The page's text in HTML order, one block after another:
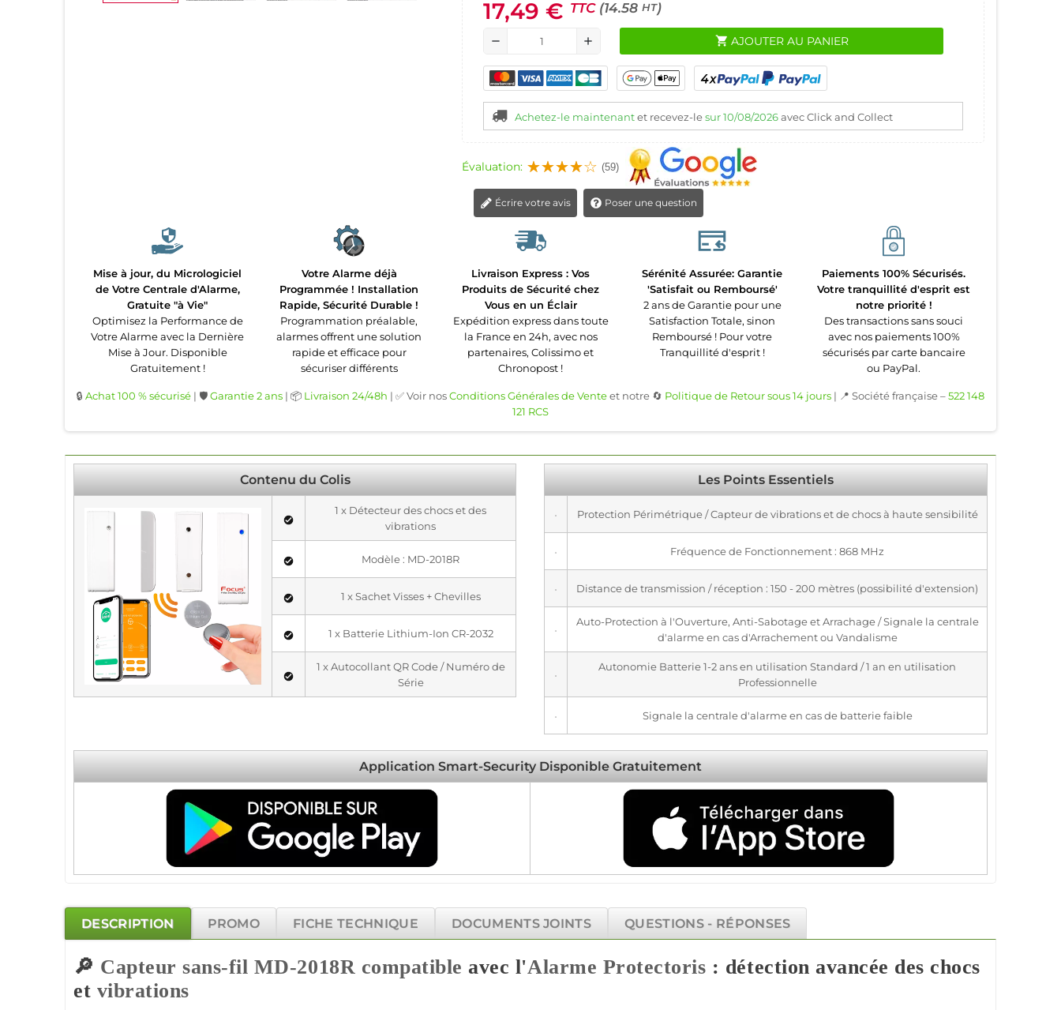
17,49 € TTC (14.58 HT)
remove add shopping_cart AJOUTER AU PANIER
Achetez-le maintenantet recevez-lesur 10/08/2026avec Click and Collect
Évaluation: (59)
Écrire votre avis Poser une question
Mise à jour, du Micrologiciel
de Votre Centrale d'Alarme,
Gratuite "à Vie"
Optimisez la Performance de
Votre Alarme avec la Dernière
Mise à Jour. Disponible
Gratuitement !
Votre Alarme déjà
Programmée ! Installation
Rapide, Sécurité Durable !
Programmation préalable,
alarmes offrent une solution
rapide et efficace pour
sécuriser différents
Livraison Express : Vos
Produits de Sécurité chez
Vous en un Éclair
Expédition express dans toute
la France en 24h, avec nos
partenaires, Colissimo et
Chronopost !
Sérénité Assurée: Garantie
'Satisfait ou Remboursé'
2 ans de Garantie pour une
Satisfaction Totale, sinon
Remboursé ! Pour votre
Tranquillité d'esprit !
Paiements 100% Sécurisés.
Votre tranquillité d'esprit est
notre priorité !
Des transactions sans souci
avec nos paiements 100%
sécurisés par carte bancaire
ou PayPal.
🔒 Achat 100 % sécurisé | 🛡️Garantie 2 ans | 📦 Livraison 24/48h | ✅ Voir nosConditions Générales de Venteet notre 🔄 Politique de Retour sous 14 jours | 📍 Société française –522 148
121 RCS
Contenu du Colis
1 x Détecteur des chocs et des
vibrations
Modèle : MD-2018R
1 x Sachet Visses + Chevilles
1 x Batterie Lithium-Ion CR-2032
1 x Autocollant QR Code / Numéro de
Série
Les Points Essentiels
Protection Périmétrique / Capteur de vibrations et de chocs à haute sensibilité
Fréquence de Fonctionnement : 868 MHz
Distance de transmission / réception : 150 - 200 mètres (possibilité d'extension)
Auto-Protection à l'Ouverture, Anti-Sabotage et Arrachage / Signale la centrale
d'alarme en cas d'Arrachement ou Vandalisme
Autonomie Batterie 1-2 ans en utilisation Standard / 1 an en utilisation
Professionnelle
Signale la centrale d'alarme en cas de batterie faible
Application Smart-Security Disponible Gratuitement
DESCRIPTION PROMO FICHE TECHNIQUE DOCUMENTS JOINTS QUESTIONS - RÉPONSES
🔎 Capteur sans-fil MD-2018R compatible avec l'Alarme Protectoris : détection avancée des chocs
et vibrations